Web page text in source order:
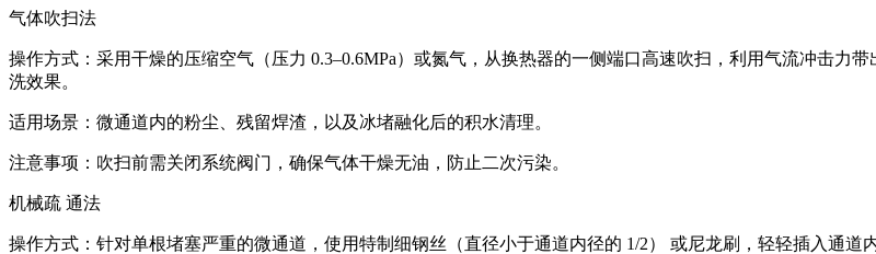
气体吹扫法
操作方式：采用干燥的压缩空气（压力 0.3–0.6MPa）或氮气，从换热器的一侧端口高速吹扫，利用气流冲击力
洗效果。
适用场景：微通道内的粉尘、残留焊渣，以及冰堵融化后的积水清理。
注意事项：吹扫前需关闭系统阀门，确保气体干燥无油，防止二次污染。
机械疏 通法
操作方式：针对单根堵塞严重的微通道，使用特制细钢丝（直径小于通道内径的 1/2） 或尼龙刷，轻轻插入通道